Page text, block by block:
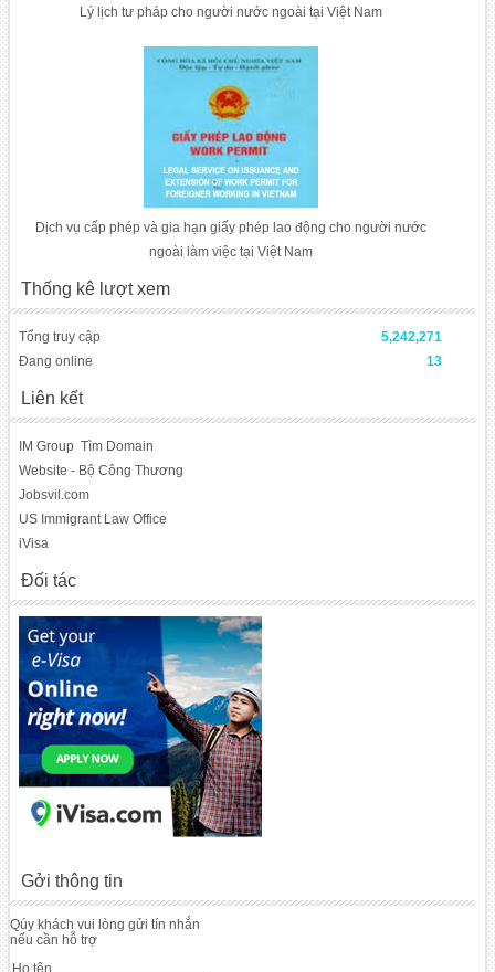
Lý lịch tư pháp cho người nước ngoài tại Việt Nam
Dịch vụ cấp phép và gia hạn giấy phép lao động cho người nước
ngoài làm việc tại Việt Nam
Thống kê lượt xem
Tổng truy cập
5,242,271
Đang online
13
Liên kết
IM Group Tìm Domain
Website - Bộ Công Thương
Jobsvil.com
US Immigrant Law Office
iVisa
Đối tác
Gởi thông tin
Qúy khách vui lòng gửi tín nhắn
nếu cần hỗ trợ
Họ tên